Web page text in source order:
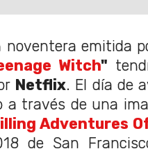
emitida
Witch"
Netflix. El día de
a través de una
Adventures
de San